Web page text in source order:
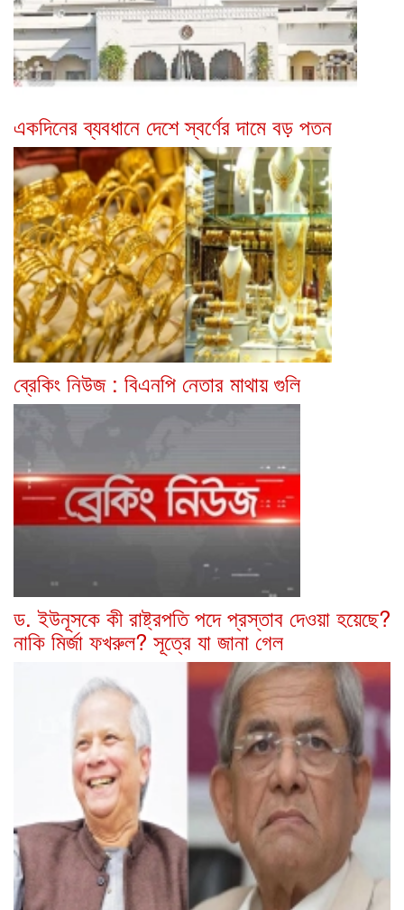
একদিনের ব্যবধানে দেশে স্বর্ণের দামে বড় পতন
ব্রেকিং নিউজ : বিএনপি নেতার মাথায় গুলি
ড. ইউনূসকে কী রাষ্ট্রপতি পদে প্রস্তাব দেওয়া হয়েছে?
নাকি মির্জা ফখরুল? সূত্রে যা জানা গেল